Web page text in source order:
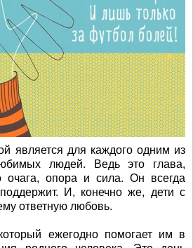
является для каждого одним из
людей. Ведь это глава,
очага, опора и сила. Он всегда
И, конечно же, дети с
ответную любовь.
ежегодно помогает им в